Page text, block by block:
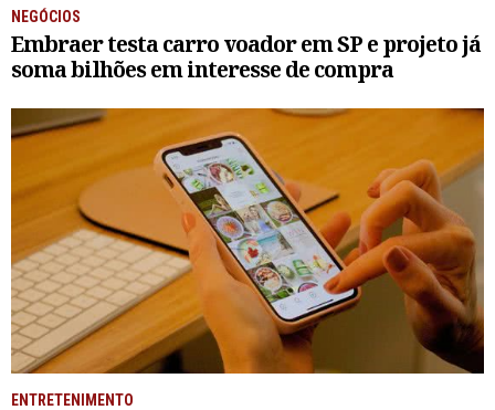
NEGÓCIOS
Embraer testa carro voador em SP e projeto já
soma bilhões em interesse de compra
ENTRETENIMENTO